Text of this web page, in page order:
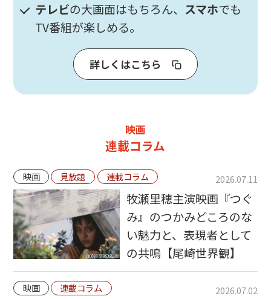
テレビの大画面はもちろん、 スマホでも
TV番組が楽しめる。
詳しくはこちら
映画
連載コラム
映画 見放題 連載コラム 2026.07.11
牧瀬里穂主演映画『つぐ
み』のつかみどころのな
い魅力と、表現者として
の共鳴【尾崎世界観】
映画 連載コラム 2026.07.02